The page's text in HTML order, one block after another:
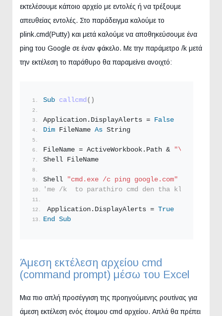
εκτελέσουμε κάποιο αρχείο με εντολές ή να τρέξουμε
απευθείας εντολές. Στο παράδειγμα καλούμε το
plink.cmd(Putty) και μετά καλούμε να αποθηκεύσουμε ένα
ping του Google σε έναν φάκελο. Με την παράμετρο /k μετά
την εκτέλεση το παράθυρο θα παραμείνει ανοιχτό:
Sub callcmd ()
Application. DisplayAlerts =
False
Dim FileName As String
FileName = ActiveWorkbook. Path &
Shell FileName
Shell "cmd.exe /c ping google.com"
'me /k  to parathiro cmd den tha kleisei
Application. DisplayAlerts = True
End
Sub
Άμεση εκτέλεση αρχείου cmd
(command prompt) μέσω του Excel
Μια πιο απλή προσέγγιση της προηγούμενης ρουτίνας για
άμεση εκτέλεση ενός έτοιμου cmd αρχείου. Απλά θα πρέπει